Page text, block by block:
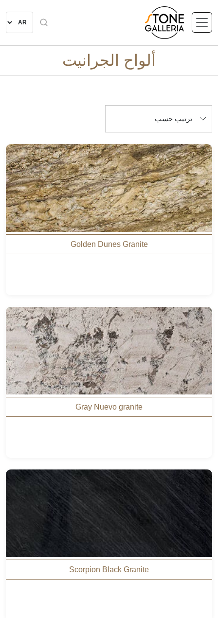
ألواح الجرانيت
ترتيب حسب
Golden Dunes Granite
Gray Nuevo granite
Scorpion Black Granite